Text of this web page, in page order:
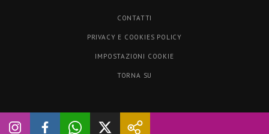
CONTATTI
PRIVACY E COOKIES POLICY
IMPOSTAZIONI COOKIE
TORNA SU